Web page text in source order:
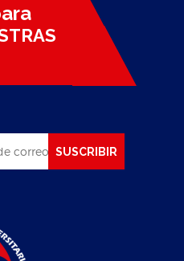
SUSCRIBIR